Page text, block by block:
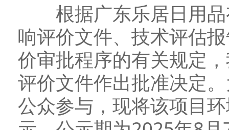
根据广东乐居日用品
响评价文件、技术评估
价审批程序的有关规定
评价文件作出批准决定
公众参与，现将该项目